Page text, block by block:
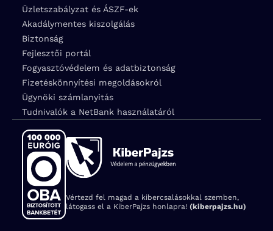
Üzletszabályzat és ÁSZF-ek
Akadálymentes kiszolgálás
Biztonság
Fejlesztői portál
Fogyasztóvédelem és adatbiztonság
Fizetéskönnyítési megoldásokról
Ügynöki számlanyitás
Tudnivalók a NetBank használatáról
Vértezd fel magad a kibercsalásokkal szemben,
látogass el a KiberPajzs honlapra! (kiberpajzs.hu)